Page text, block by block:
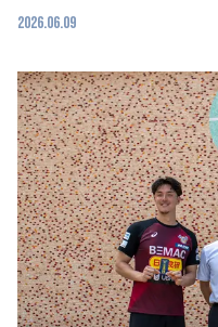
2026.06.09